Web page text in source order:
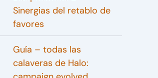
Sinergias del retablo de
favores
Guía – todas las
calaveras de Halo: